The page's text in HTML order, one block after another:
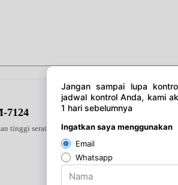
7124
tinggi serat yang kaya akan nutrisi dan rendah